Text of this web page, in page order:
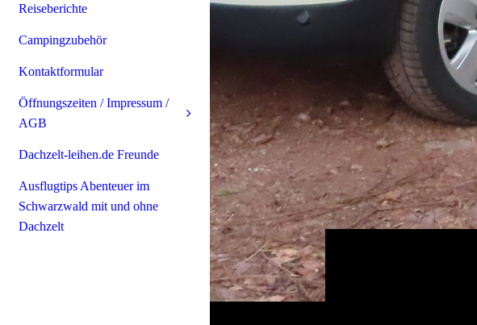
Reiseberichte
Campingzubehör
Kontaktformular
Öffnungszeiten / Impressum /
AGB
Dachzelt-leihen.de Freunde
Ausflugtips Abenteuer im
Schwarzwald mit und ohne
Dachzelt